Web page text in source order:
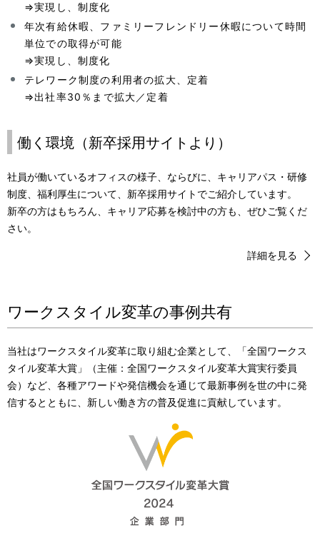
e
i
e
.
⇒実現し、制度化
年次有給休暇、ファミリーフレンドリー休暇について時間
単位での取得が可能
⇒実現し、制度化
テレワーク制度の利用者の拡大、定着
⇒出社率30％まで拡大／定着
働く環境（新卒採用サイトより）
社員が働いているオフィスの様子、ならびに、キャリアパス・研修
制度、福利厚生について、新卒採用サイトでご紹介しています。
新卒の方はもちろん、キャリア応募を検討中の方も、ぜひご覧くだ
さい。
詳細を見る
ワークスタイル変革の事例共有
当社はワークスタイル変革に取り組む企業として、「全国ワークス
タイル変革大賞」（主催：全国ワークスタイル変革大賞実行委員
会）など、各種アワードや発信機会を通じて最新事例を世の中に発
信すると ともに、新しい働き方の普及促進に貢献しています。